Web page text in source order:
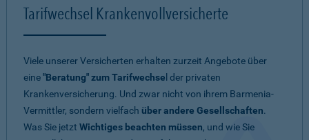
Tarifwechsel Krankenvollversicherte
Viele unserer Versicherten erhalten zurzeit Angebote über
eine"Beratung" zum Tarifwechse l der privaten
Krankenversicherung. Und zwar nicht von ihrem Barmenia-
Vermittler, sondern vielfach über andere Gesellschaften.
Was Sie jetzt Wichtiges beachten müssen, und wie Sie